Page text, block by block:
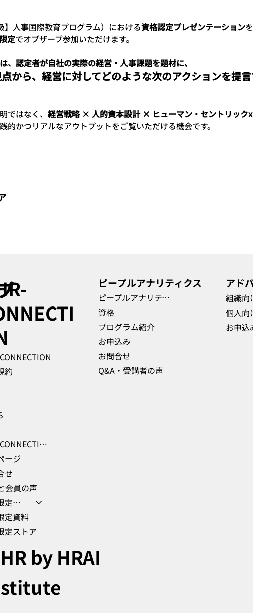
】人事国際教育プログラム）における資格認定プレゼンテーションを
定でオブザーブ参加いただけます。
、認定者が自社の実際の経営・人事課題を題材に、
点から、経営に対してどのような次のアクションを提言
ではなく、 経営戦略 × 人的資本設計 × ヒューマン・セントリッ
的かつリアルなアウトプットをご覧いただける機会です。
約
GHR-CONNECTION Learning Hub
ージ
せ
会員の声
会員限定クーポン
定資料
定ストア
​ピープルアナリティクス
ピープルアナリティクス
資格
プログラム紹介
お申込み
お問合せ
Q&A・受講者の声
アド
組織向
個人向
お申込
by HRAI